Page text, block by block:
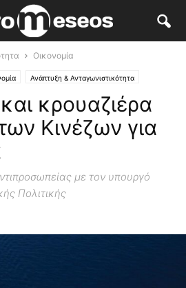
Οικονομία
Ανάπτυξη & Ανταγωνιστικότητα
κρουαζιέρα
Κινέζων για
με τον υπουργό
Πολιτικής